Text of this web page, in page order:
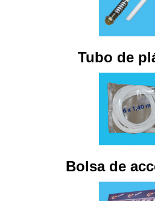
Tubo de
Bolsa de